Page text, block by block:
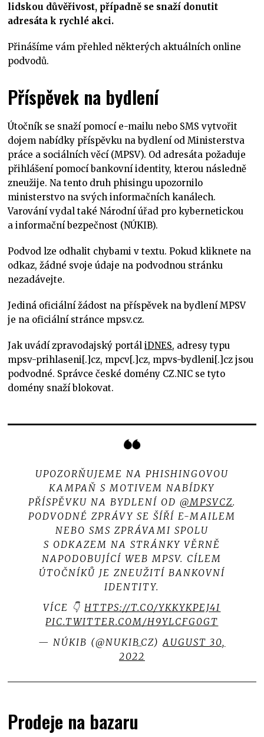
lidskou důvěřivost, případně se snaží donutit
adresáta k rychlé akci.
Přinášíme vám přehled některých aktuálních online
podvodů.
Příspěvek na bydlení
Útočník se snaží pomocí e-mailu nebo SMS vytvořit
dojem nabídky příspěvku na bydlení od Ministerstva
práce a sociálních věcí (MPSV). Od adresáta požaduje
přihlášení pomocí bankovní identity, kterou následně
zneužije. Na tento druh phisingu upozornilo
ministerstvo na svých informačních kanálech.
Varování vydal také Národní úřad pro kybernetickou
a informační bezpečnost (NÚKIB).
Podvod lze odhalit chybami v textu. Pokud kliknete na
odkaz, žádné svoje údaje na podvodnou stránku
nezadávejte.
Jediná oficiální žádost na příspěvek na bydlení MPSV
je na oficiální stránce mpsv.cz.
Jak uvádí zpravodajský portáliDNES, adresy typu
mpsv-prihlaseni[.]cz, mpcv[.]cz, mpvs-bydleni[.]cz jsou
podvodné. Správce české domény CZ.NIC se tyto
domény snaží blokovat.
UPOZORŇUJEME NA PHISHINGOVOU
KAMPAŇ S MOTIVEM NABÍDKY
PŘÍSPĚVKU NA BYDLENÍ OD @MPSVCZ.
PODVODNÉ ZPRÁVY SE ŠÍŘÍ E-MAILEM
NEBO SMS ZPRÁVAMI SPOLU
S ODKAZEM NA STRÁNKY VĚRNĚ
NAPODOBUJÍCÍ WEB MPSV. CÍLEM
ÚTOČNÍKŮ JE ZNEUŽITÍ BANKOVNÍ
IDENTITY.
VÍCE 👇HTTPS://T.CO/YKKYKPEJ4I
PIC.TWITTER.COM/H9YLCFG0GT
— NÚKIB (@NUKIB_CZ)AUGUST 30,
2022
Prodeje na bazaru